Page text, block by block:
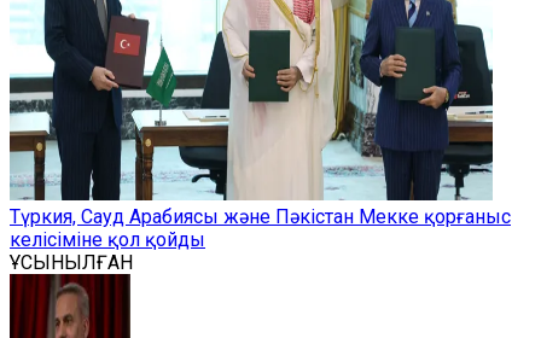
Түркия, Сауд Арабиясы және Пәкістан Мекке қорғаныс
келісіміне қол қойды
ҰСЫНЫЛҒАН